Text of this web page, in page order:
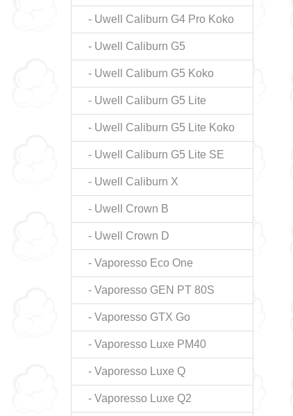
- Uwell Caliburn G4 Pro Koko
- Uwell Caliburn G5
- Uwell Caliburn G5 Koko
- Uwell Caliburn G5 Lite
- Uwell Caliburn G5 Lite Koko
- Uwell Caliburn G5 Lite SE
- Uwell Caliburn X
- Uwell Crown B
- Uwell Crown D
- Vaporesso Eco One
- Vaporesso GEN PT 80S
- Vaporesso GTX Go
- Vaporesso Luxe PM40
- Vaporesso Luxe Q
- Vaporesso Luxe Q2